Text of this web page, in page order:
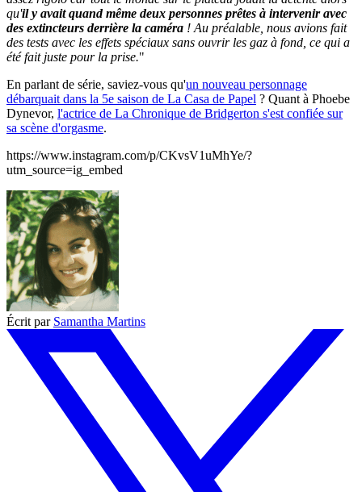
qu'il y avait quand même deux personnes prêtes à intervenir avec
des extincteurs derrière la caméra ! Au préalable, nous avions fait
des tests avec les effets spéciaux sans ouvrir les gaz à fond, ce qui a
été fait juste pour la prise."
En parlant de série, saviez-vous qu'un nouveau personnage
débarquait dans la 5e saison de La Casa de Papel ? Quant à Phoebe
Dynevor, l'actrice de La Chronique de Bridgerton s'est confiée sur
sa scène d'orgasme.
https://www.instagram.com/p/CKvsV1uMhYe/?
utm_source=ig_embed
Écrit par Samantha Martins